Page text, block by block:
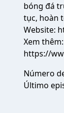
bóng đá
tục, hoàn
Website:
Xem thêm:
https://
Número
Último